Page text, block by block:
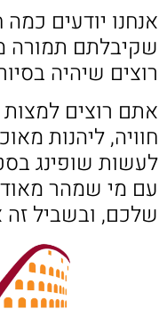
אנחנו יודעים
שקיבלתם תמורה
רוצים שיהיה
אתם רוצים
חוויה, ליהנות
לעשות שופינג
עם מי שמהר מאוד
שלכם, ובשביל זה